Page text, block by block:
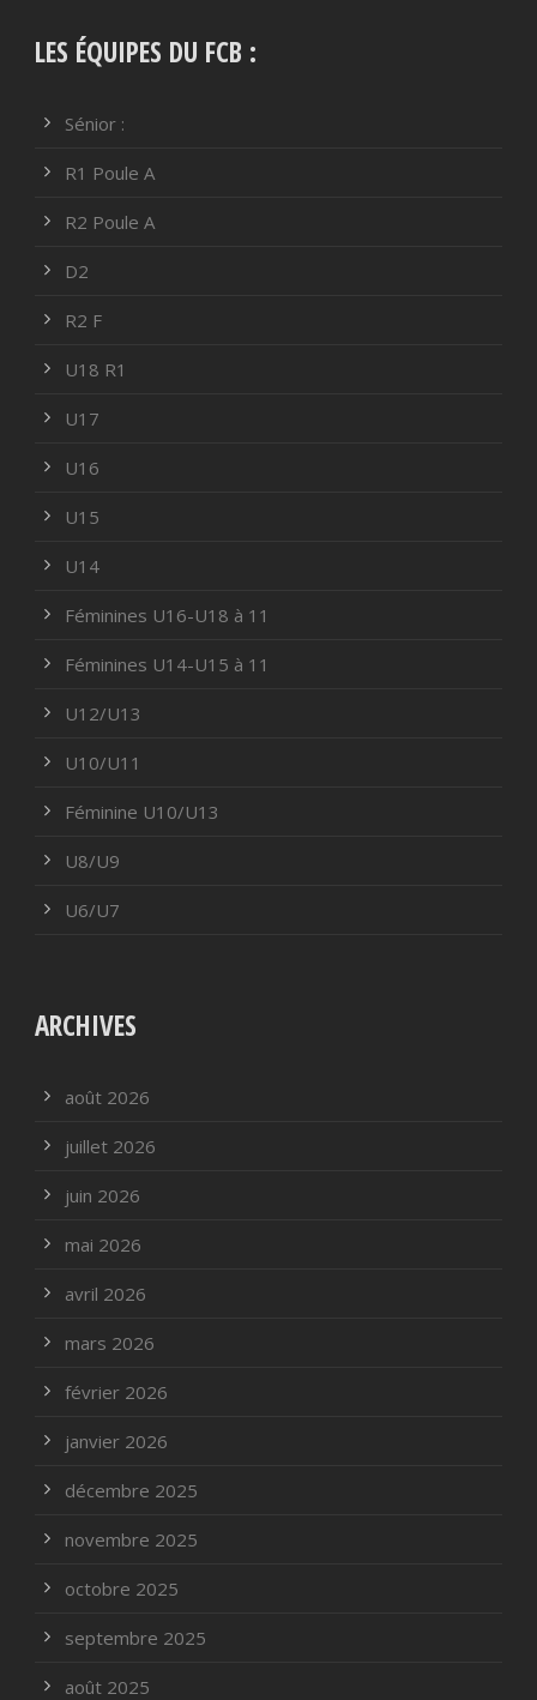
LES ÉQUIPES DU FCB :
Sénior :
R1 Poule A
R2 Poule A
D2
R2 F
U18 R1
U17
U16
U15
U14
Féminines U16-U18 à 11
Féminines U14-U15 à 11
U12/U13
U10/U11
Féminine U10/U13
U8/U9
U6/U7
ARCHIVES
août 2026
juillet 2026
juin 2026
mai 2026
avril 2026
mars 2026
février 2026
janvier 2026
décembre 2025
novembre 2025
octobre 2025
septembre 2025
août 2025